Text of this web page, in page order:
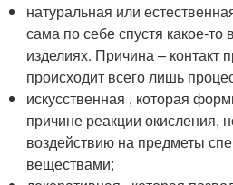
натуральная или
сама по себе спустя какое-
изделиях. Причина – контакт
происходит всего лишь
искусственная , которая
причине реакции окисления,
воздействию на предметы
веществами;